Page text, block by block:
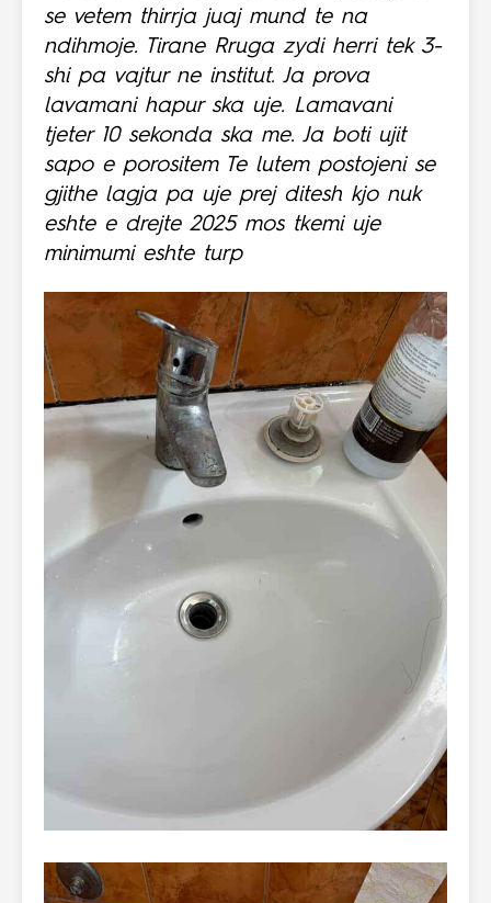
se vetem thirrja juaj mund te na
ndihmoje. Tirane Rruga zydi herri tek 3-
shi pa vajtur ne institut. Ja prova
lavamani hapur ska uje. Lamavani
tjeter 10 sekonda ska me. Ja boti ujit
sapo e porositem Te lutem postojeni se
gjithe lagja pa uje prej ditesh kjo nuk
eshte e drejte 2025 mos tkemi uje
minimumi eshte turp